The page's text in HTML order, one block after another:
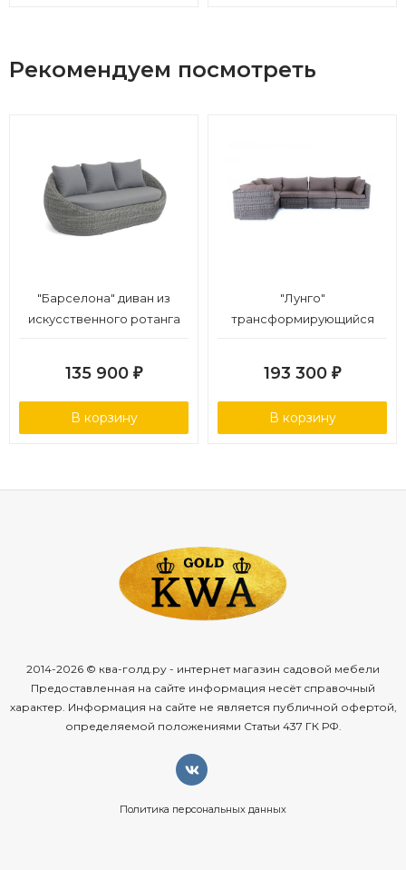
Рекомендуем посмотреть
"Барселона" диван из
искусственного ротанга
135 900 ₽
В корзину
"Лунго"
трансформирующийся
193 300 ₽
В корзину
2014-2026 © ква-голд.ру - интернет магазин садовой мебели
Предоставленная на сайте информация несёт справочный
характер. Информация на сайте не является публичной офертой,
определяемой положениями Статьи 437 ГК РФ.
Политика персональных данных